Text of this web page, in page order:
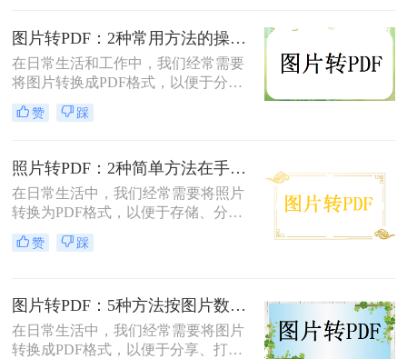
图片转PDF：2种常用方法的操作步骤和格式保留设置！
在日常生活和工作中，我们经常需要
将图片转换成PDF格式，以便于分
享、打印或存档。那么如何把图片转
换成PDF呢？本文将介绍两种常用的
赞 踩
照片转PDF：2种简单方法在手机端和电脑端的操作差异！
在日常生活中，我们经常需要将照片
转换为PDF格式，以便于存储、分享
和打印。那么照片转pdf怎么弄呢？下
面将介绍两种简单实用的方法，帮助
赞 踩
图片转PDF：5种方法按图片数量和文件大小选，大的别用在线！
在日常生活中，我们经常需要将图片
转换成PDF格式，以便于分享、打印